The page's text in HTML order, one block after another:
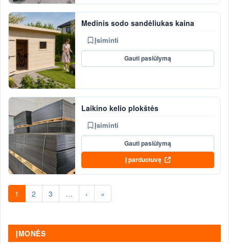
Medinis sodo sandėliukas kaina
Įsiminti
Gauti pasiūlymą
Laikino kelio plokštės
Įsiminti
Gauti pasiūlymą
Į parduotuvę
1 2 3 … › »
ĮMONĖS